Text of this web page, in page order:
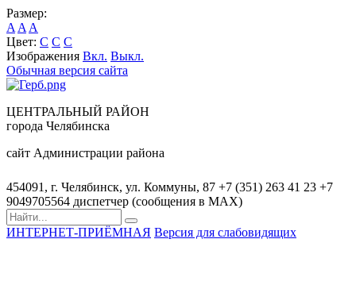
Размер:
A A A
Цвет: C C C
Изображения Вкл. Выкл.
Обычная версия сайта
ЦЕНТРАЛЬНЫЙ РАЙОН
города Челябинска
сайт Администрации района
454091, г. Челябинск, ул. Коммуны, 87 +7 (351) 263 41 23 +7
9049705564 диспетчер (сообщения в MAX)
ИНТЕРНЕТ-ПРИЁМНАЯ Версия для слабовидящих